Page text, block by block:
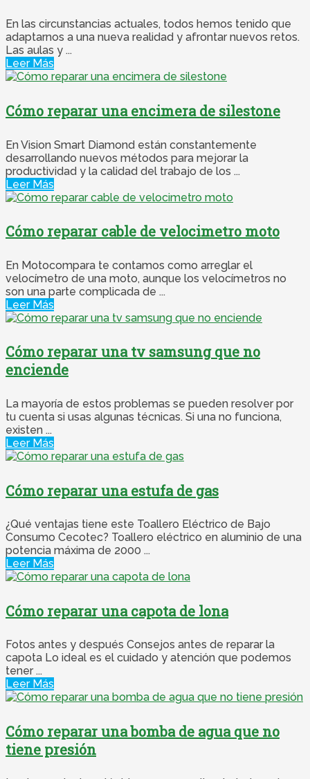
En las circunstancias actuales, todos hemos tenido que
adaptarnos a una nueva realidad y afrontar nuevos retos.
Las aulas y ...
Leer Más
Cómo reparar una encimera de silestone
En Vision Smart Diamond están constantemente
desarrollando nuevos métodos para mejorar la
productividad y la calidad del trabajo de los ...
Leer Más
Cómo reparar cable de velocimetro moto
En Motocompara te contamos como arreglar el
velocímetro de una moto, aunque los velocímetros no
son una parte complicada de ...
Leer Más
Cómo reparar una tv samsung que no
enciende
La mayoría de estos problemas se pueden resolver por
tu cuenta si usas algunas técnicas. Si una no funciona,
existen ...
Leer Más
Cómo reparar una estufa de gas
¿Qué ventajas tiene este Toallero Eléctrico de Bajo
Consumo Cecotec? Toallero eléctrico en aluminio de una
potencia máxima de 2000 ...
Leer Más
Cómo reparar una capota de lona
Fotos antes y después Consejos antes de reparar la
capota Lo ideal es el cuidado y atención que podemos
tener ...
Leer Más
Cómo reparar una bomba de agua que no
tiene presión